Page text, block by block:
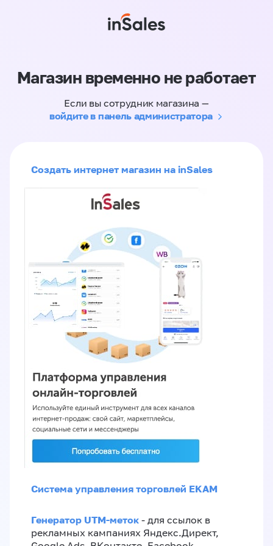
Магазин временно не работает
Если вы сотрудник магазина —
войдите в панель администратора
Создать интернет магазин на inSales
Система управления торговлей EKAM
Генератор UTM-меток - для ссылок в
рекламных кампаниях Яндекс.Директ,